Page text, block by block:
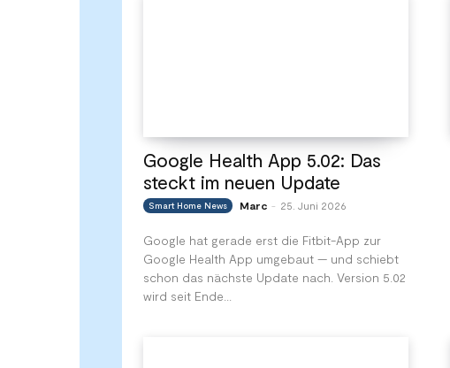
Google Health App 5.02: Das
steckt im neuen Update
Smart Home News Marc - 25. Juni 2026
Google hat gerade erst die Fitbit-App zur
Google Health App umgebaut — und schiebt
schon das nächste Update nach. Version 5.02
wird seit Ende...